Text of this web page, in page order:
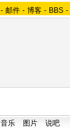
- 邮件 - 博客 - BBS -
音乐 图片 说吧